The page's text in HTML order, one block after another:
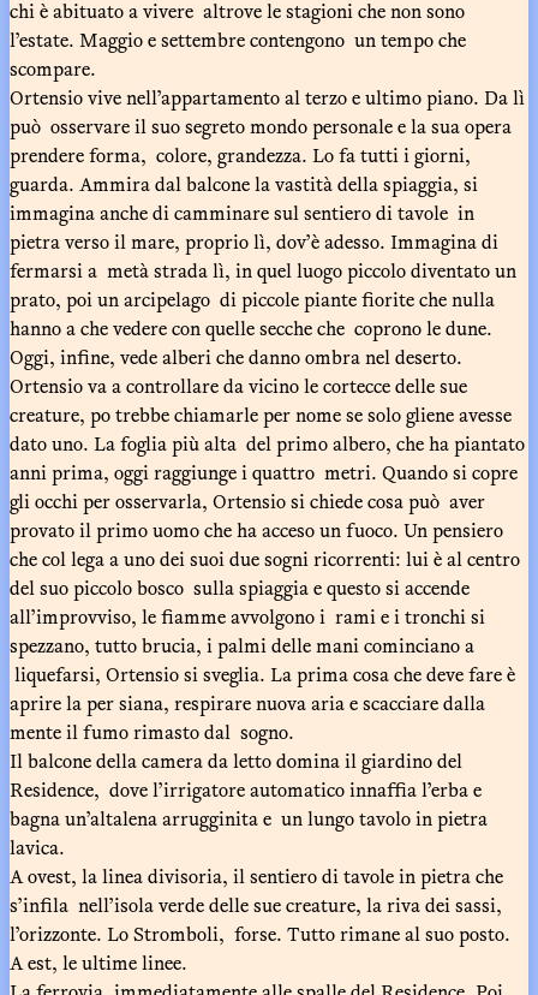
chi è abituato a vivere altrove le stagioni che non sono
l’estate. Maggio e settembre contengono un tempo che
scompare.
Ortensio vive nell’appartamento al terzo e ultimo piano. Da lì
può osservare il suo segreto mondo personale e la sua opera
prendere forma, colore, grandezza. Lo fa tutti i giorni,
guarda. Ammira dal balcone la vastità della spiaggia, si
immagina anche di camminare sul sentiero di tavole in
pietra verso il mare, proprio lì, dov’è adesso. Immagina di
fermarsi a metà strada lì, in quel luogo piccolo diventato un
prato, poi un arcipelago di piccole piante fiorite che nulla
hanno a che vedere con quelle secche che coprono le dune.
Oggi, infine, vede alberi che danno ombra nel deserto.
Ortensio va a controllare da vicino le cortecce delle sue
creature, po trebbe chiamarle per nome se solo gliene avesse
dato uno. La foglia più alta del primo albero, che ha piantato
anni prima, oggi raggiunge i quattro metri. Quando si copre
gli occhi per osservarla, Ortensio si chiede cosa può aver
provato il primo uomo che ha acceso un fuoco. Un pensiero
che col lega a uno dei suoi due sogni ricorrenti: lui è al centro
del suo piccolo bosco sulla spiaggia e questo si accende
all’improvviso, le fiamme avvolgono i rami e i tronchi si
spezzano, tutto brucia, i palmi delle mani cominciano a
liquefarsi, Ortensio si sveglia. La prima cosa che deve fare è
aprire la per siana, respirare nuova aria e scacciare dalla
mente il fumo rimasto dal sogno.
Il balcone della camera da letto domina il giardino del
Residence, dove l’irrigatore automatico innaffia l’erba e
bagna un’altalena arrugginita e un lungo tavolo in pietra
lavica.
A ovest, la linea divisoria, il sentiero di tavole in pietra che
s’infila nell’isola verde delle sue creature, la riva dei sassi,
l’orizzonte. Lo Stromboli, forse. Tutto rimane al suo posto.
A est, le ultime linee.